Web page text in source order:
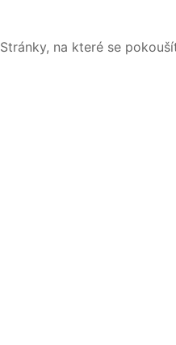
Stránky, na které se